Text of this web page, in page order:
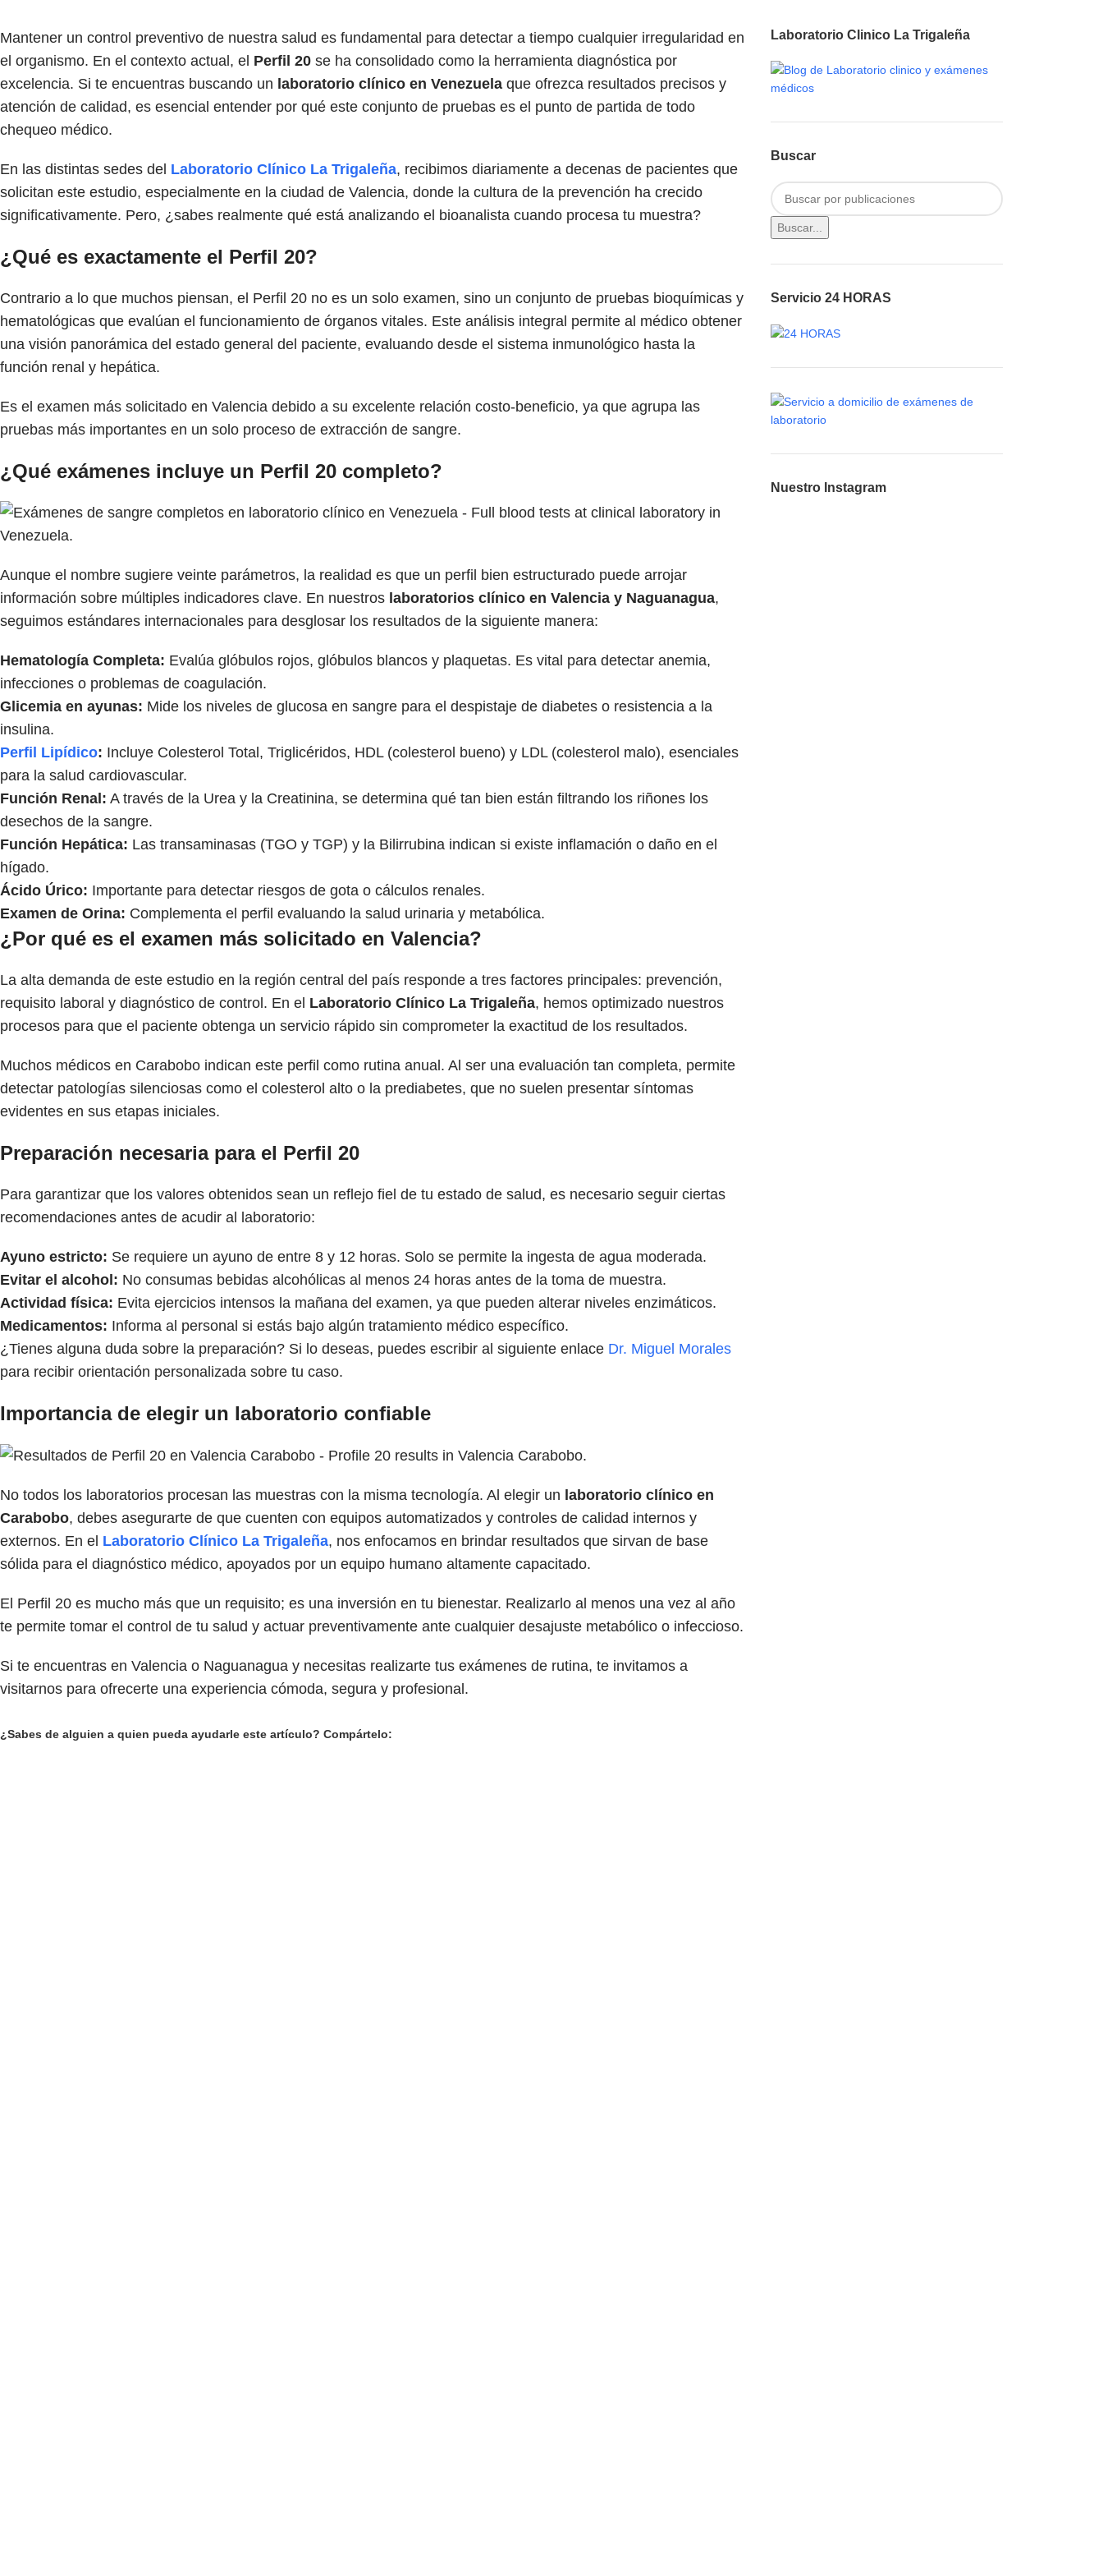
Mantener un control preventivo de nuestra salud es fundamental para detectar a tiempo cualquier irregularidad en
el organismo. En el contexto actual, el Perfil 20 se ha consolidado como la herramienta diagnóstica por
excelencia. Si te encuentras buscando un laboratorio clínico en Venezuela que ofrezca resultados precisos y
atención de calidad, es esencial entender por qué este conjunto de pruebas es el punto de partida de todo
chequeo médico.
En las distintas sedes del Laboratorio Clínico La Trigaleña, recibimos diariamente a decenas de pacientes que
solicitan este estudio, especialmente en la ciudad de Valencia, donde la cultura de la prevención ha crecido
significativamente. Pero, ¿sabes realmente qué está analizando el bioanalista cuando procesa tu muestra?
¿Qué es exactamente el Perfil 20?
Contrario a lo que muchos piensan, el Perfil 20 no es un solo examen, sino un conjunto de pruebas bioquímicas y
hematológicas que evalúan el funcionamiento de órganos vitales. Este análisis integral permite al médico obtener
una visión panorámica del estado general del paciente, evaluando desde el sistema inmunológico hasta la
función renal y hepática.
Es el examen más solicitado en Valencia debido a su excelente relación costo-beneficio, ya que agrupa las
pruebas más importantes en un solo proceso de extracción de sangre.
¿Qué exámenes incluye un Perfil 20 completo?
Aunque el nombre sugiere veinte parámetros, la realidad es que un perfil bien estructurado puede arrojar
información sobre múltiples indicadores clave. En nuestros laboratorios clínico en Valencia y Naguanagua,
seguimos estándares internacionales para desglosar los resultados de la siguiente manera:
Hematología Completa: Evalúa glóbulos rojos, glóbulos blancos y plaquetas. Es vital para detectar anemia,
infecciones o problemas de coagulación.
Glicemia en ayunas: Mide los niveles de glucosa en sangre para el despistaje de diabetes o resistencia a la
insulina.
Perfil Lipídico: Incluye Colesterol Total, Triglicéridos, HDL (colesterol bueno) y LDL (colesterol malo), esenciales
para la salud cardiovascular.
Función Renal: A través de la Urea y la Creatinina, se determina qué tan bien están filtrando los riñones los
desechos de la sangre.
Función Hepática: Las transaminasas (TGO y TGP) y la Bilirrubina indican si existe inflamación o daño en el
hígado.
Ácido Úrico: Importante para detectar riesgos de gota o cálculos renales.
Examen de Orina: Complementa el perfil evaluando la salud urinaria y metabólica.
¿Por qué es el examen más solicitado en Valencia?
La alta demanda de este estudio en la región central del país responde a tres factores principales: prevención,
requisito laboral y diagnóstico de control. En el Laboratorio Clínico La Trigaleña, hemos optimizado nuestros
procesos para que el paciente obtenga un servicio rápido sin comprometer la exactitud de los resultados.
Muchos médicos en Carabobo indican este perfil como rutina anual. Al ser una evaluación tan completa, permite
detectar patologías silenciosas como el colesterol alto o la prediabetes, que no suelen presentar síntomas
evidentes en sus etapas iniciales.
Preparación necesaria para el Perfil 20
Para garantizar que los valores obtenidos sean un reflejo fiel de tu estado de salud, es necesario seguir ciertas
recomendaciones antes de acudir al laboratorio:
Ayuno estricto: Se requiere un ayuno de entre 8 y 12 horas. Solo se permite la ingesta de agua moderada.
Evitar el alcohol: No consumas bebidas alcohólicas al menos 24 horas antes de la toma de muestra.
Actividad física: Evita ejercicios intensos la mañana del examen, ya que pueden alterar niveles enzimáticos.
Medicamentos: Informa al personal si estás bajo algún tratamiento médico específico.
¿Tienes alguna duda sobre la preparación? Si lo deseas, puedes escribir al siguiente enlace Dr. Miguel Morales
para recibir orientación personalizada sobre tu caso.
Importancia de elegir un laboratorio confiable
No todos los laboratorios procesan las muestras con la misma tecnología. Al elegir un laboratorio clínico en
Carabobo, debes asegurarte de que cuenten con equipos automatizados y controles de calidad internos y
externos. En el Laboratorio Clínico La Trigaleña, nos enfocamos en brindar resultados que sirvan de base
sólida para el diagnóstico médico, apoyados por un equipo humano altamente capacitado.
El Perfil 20 es mucho más que un requisito; es una inversión en tu bienestar. Realizarlo al menos una vez al año
te permite tomar el control de tu salud y actuar preventivamente ante cualquier desajuste metabólico o infeccioso.
Si te encuentras en Valencia o Naguanagua y necesitas realizarte tus exámenes de rutina, te invitamos a
visitarnos para ofrecerte una experiencia cómoda, segura y profesional.
¿Sabes de alguien a quien pueda ayudarle este artículo? Compártelo:
Laboratorio Clinico La Trigaleña
Buscar
Buscar...
Servicio 24 HORAS
Nuestro Instagram